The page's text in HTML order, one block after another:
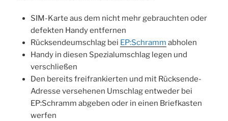
SIM-Karte aus dem nicht mehr gebrauchten oder
defekten Handy entfernen
Rücksendeumschlag bei EP:Schramm abholen
Handy in diesen Spezialumschlag legen und
verschließen
Den bereits freifrankierten und mit Rücksende-
Adresse versehenen Umschlag entweder bei
EP:Schramm abgeben oder in einen Briefkasten
werfen